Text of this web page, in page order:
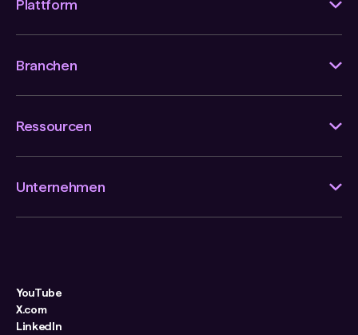
Plattform
Branchen
Ressourcen
Unternehmen
YouTube
X.com
LinkedIn